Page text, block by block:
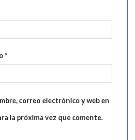
*
correo electrónico y web en
la próxima vez que comente.